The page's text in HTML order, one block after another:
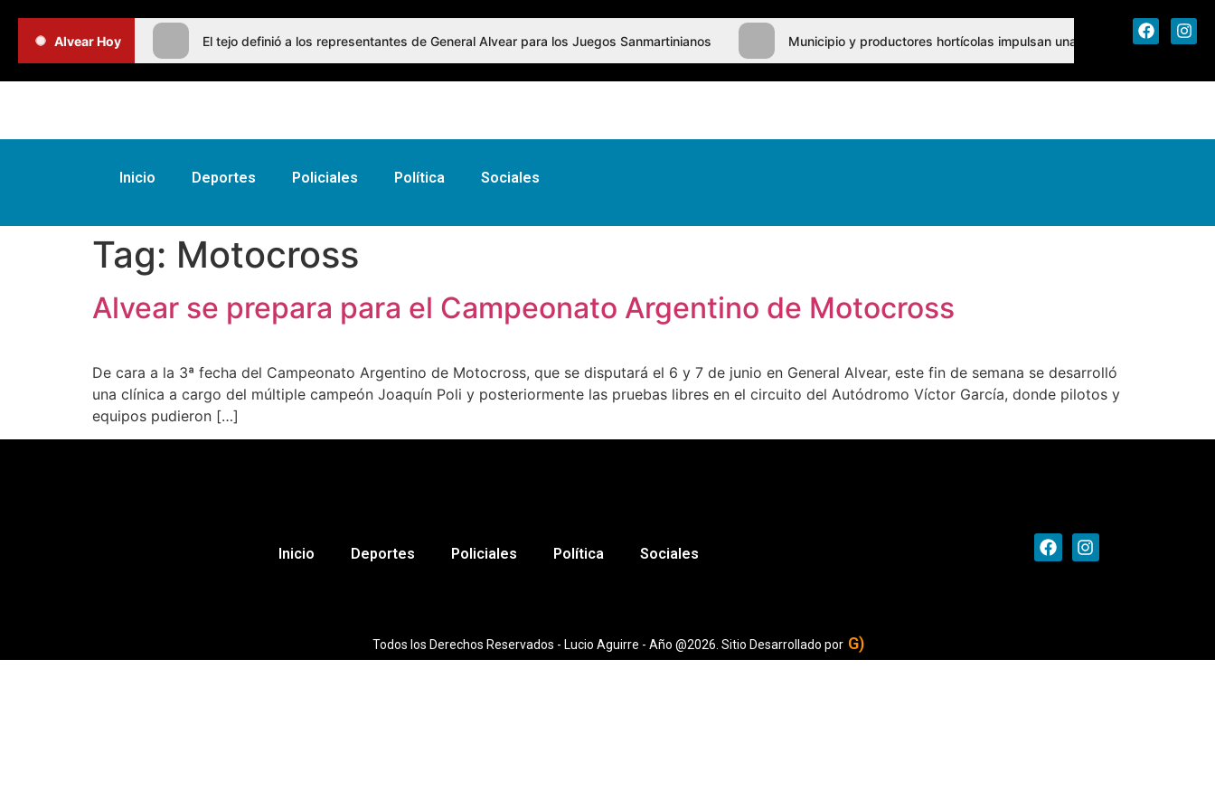
Alvear Hoy El tejo definió a los representantes de General Alvear para los Juegos Sanmartinianos Municipio y productores hortícolas impulsan una agenda conjunta de
Inicio Deportes Policiales Política Sociales
Tag: Motocross
Alvear se prepara para el Campeonato Argentino de Motocross
De cara a la 3ª fecha del Campeonato Argentino de Motocross, que se disputará el 6 y 7 de junio en General Alvear, este fin de semana se desarrolló
una clínica a cargo del múltiple campeón Joaquín Poli y posteriormente las pruebas libres en el circuito del Autódromo Víctor García, donde pilotos y
equipos pudieron […]
Inicio Deportes Policiales Política Sociales
Todos los Derechos Reservados - Lucio Aguirre - Año @2026. Sitio Desarrollado por G)